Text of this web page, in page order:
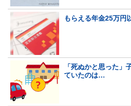
もらえる年金25万円
「死ぬかと思った」
ていたのは…